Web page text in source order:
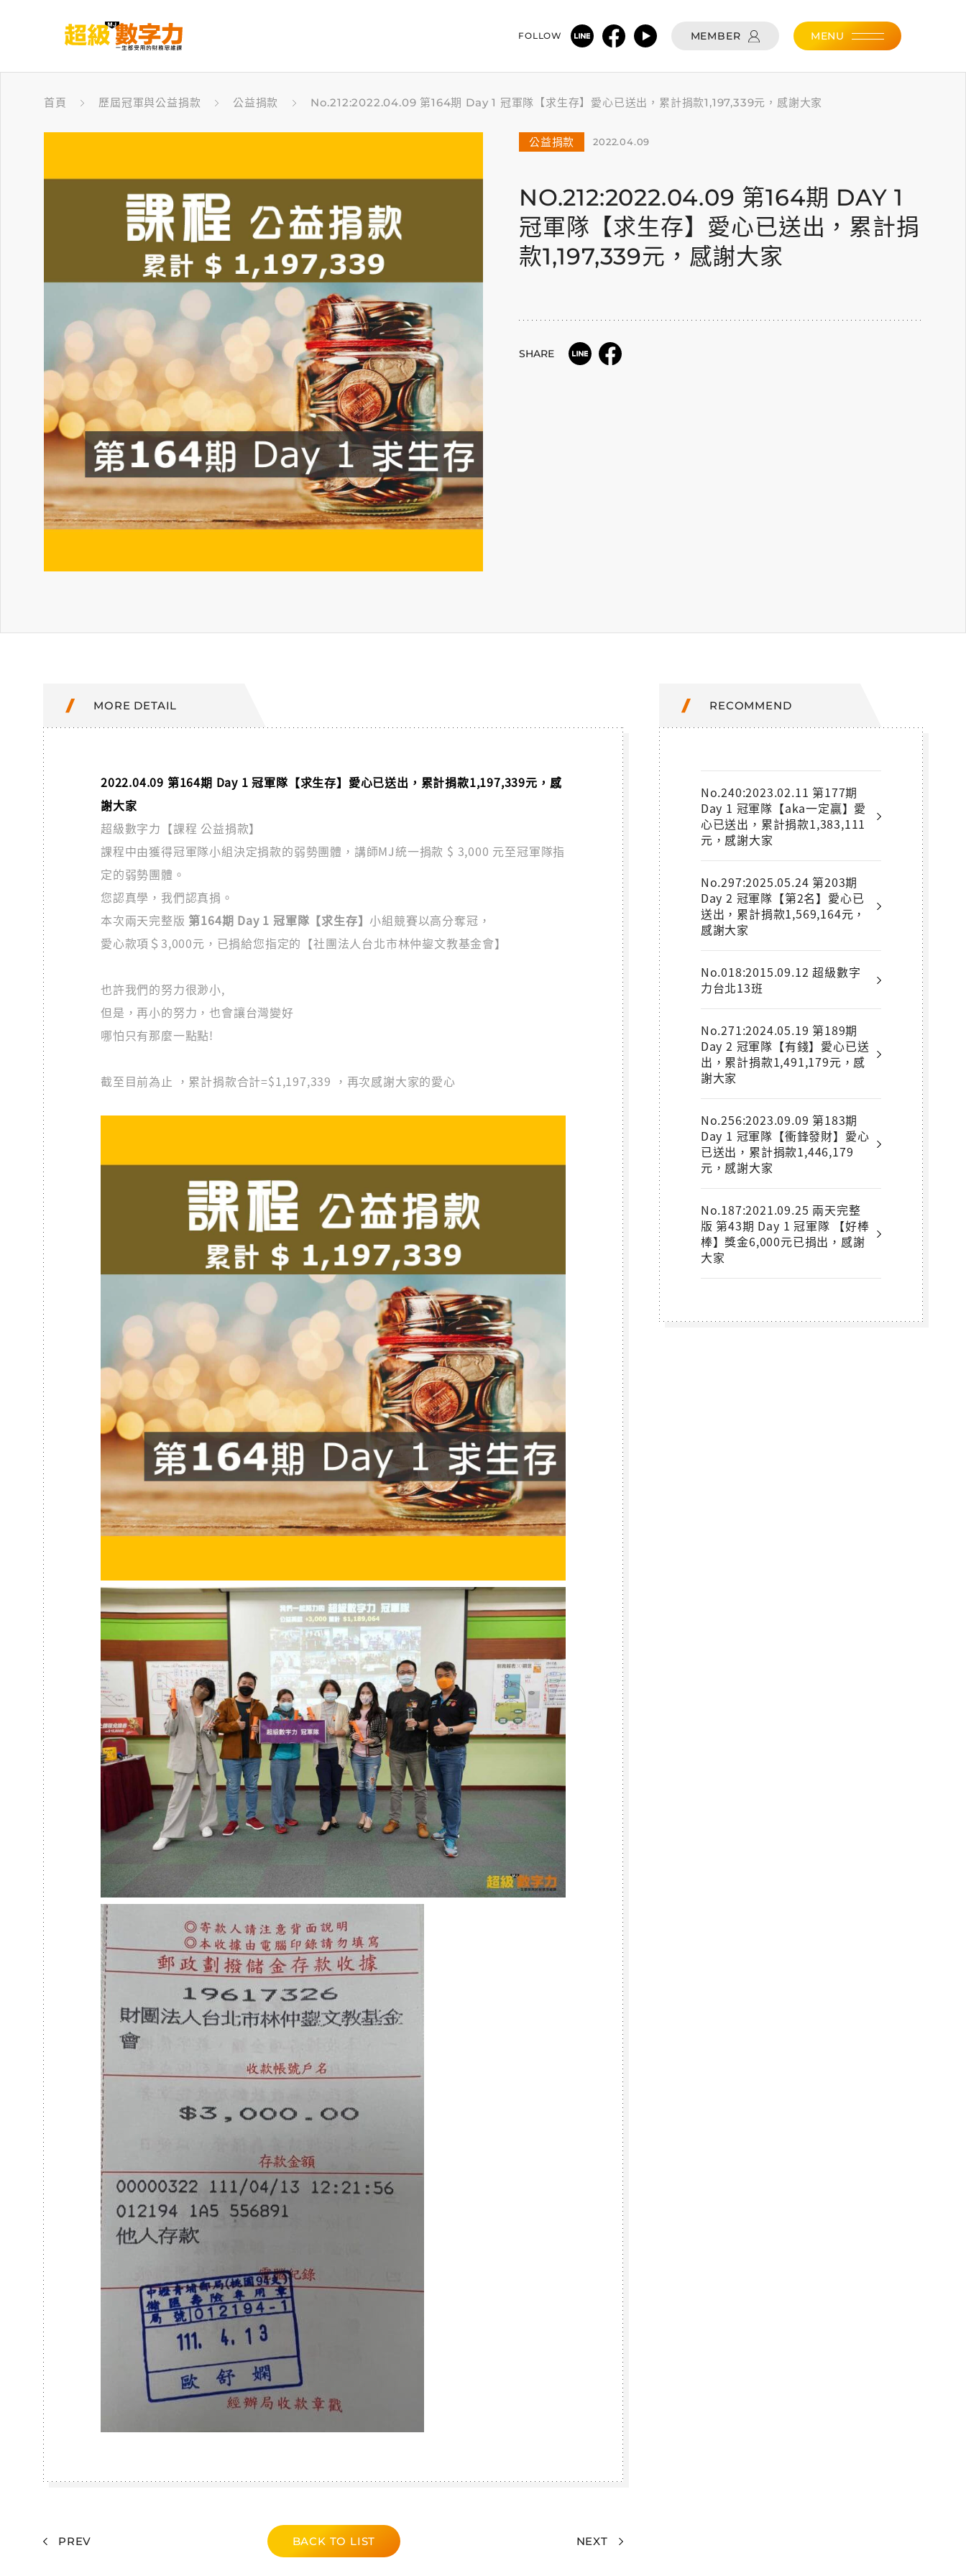
FOLLOW MEMBER MENU
首頁 歷屆冠軍與公益捐款 公益捐款 No.212:2022.04.09 第164期 Day 1 冠軍隊【求生存】愛心已送出，累計捐款1,197,339元，感謝大家
公益捐款 2022.04.09
NO.212:2022.04.09 第164期 DAY 1
冠軍隊【求生存】愛心已送出，累計捐
款1,197,339元，感謝大家
SHARE
MORE DETAIL
2022.04.09 第164期 Day 1 冠軍隊【求生存】愛心已送出，累計捐款1,197,339元，感
謝大家
超級數字力【課程 公益捐款】
課程中由獲得冠軍隊小組決定捐款的弱勢團體，講師MJ統一捐款 $ 3,000 元至冠軍隊指
定的弱勢團體。
您認真學，我們認真捐。
本次兩天完整版 第164期 Day 1 冠軍隊【求生存】 小組競賽以高分奪冠，
愛心款項＄3,000元，已捐給您指定的【社團法人台北市林仲鋆文教基金會】
也許我們的努力很渺小,
但是，再小的努力，也會讓台灣變好
哪怕只有那麼一點點!
截至目前為止 ，累計捐款合計=$1,197,339 ，再次感謝大家的愛心
PREV BACK TO LIST NEXT
RECOMMEND
No.240:2023.02.11 第177期
Day 1 冠軍隊【aka一定贏】愛
心已送出，累計捐款1,383,111
元，感謝大家
No.297:2025.05.24 第203期
Day 2 冠軍隊【第2名】愛心已
送出，累計捐款1,569,164元，
感謝大家
No.018:2015.09.12 超級數字
力台北13班
No.271:2024.05.19 第189期
Day 2 冠軍隊【有錢】愛心已送
出，累計捐款1,491,179元，感
謝大家
No.256:2023.09.09 第183期
Day 1 冠軍隊【衝鋒發財】愛心
已送出，累計捐款1,446,179
元，感謝大家
No.187:2021.09.25 兩天完整
版 第43期 Day 1 冠軍隊 【好棒
棒】獎金6,000元已捐出，感謝
大家